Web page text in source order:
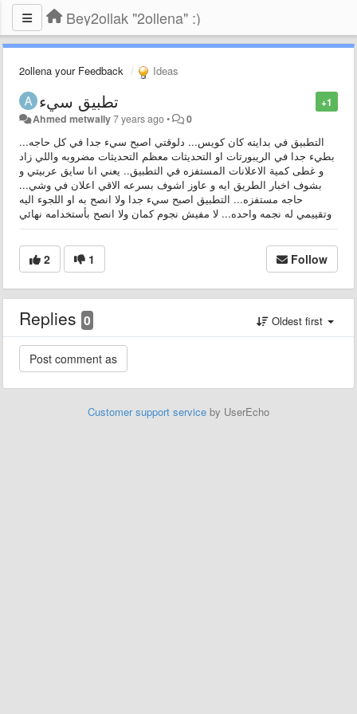
Bey2ollak "2ollena" :)
2ollena your Feedback Ideas
+1 تطبيق سيء
Ahmed metwally7 years ago• 0
التطبيق في بدايته كان كويس... دلوقتي اصبح سيء جدا في كل حاجه...
بطيء جدا في الريبورتات او التحديثات معظم التحديثات مضروبه واللي زاد
و غطى كمية الاعلانات المستفزه في التطبيق.. يعني انا سايق عربيتي و
بشوف اخبار الطريق ايه و عاوز اشوف بسرعه الاقي اعلان في وشي...
حاجه مستفزه... التطبيق اصبح سيء جدا ولا انصح به او اللجوء اليه
2 1 Follow
Replies 0 Oldest first
Customer support service by UserEcho